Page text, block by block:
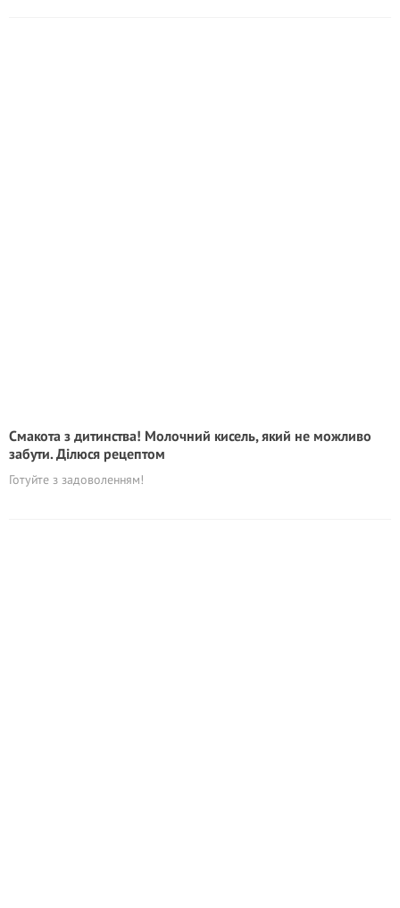
Смакота з дитинства! Молочний кисель, який не можливо
забути. Ділюся рецептом
Готуйте з задоволенням!